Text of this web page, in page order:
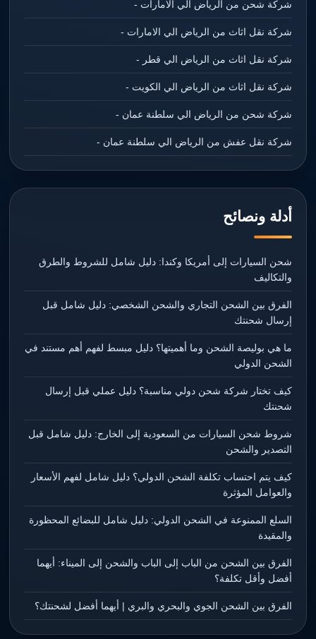
شركة شحن من الرياض الي الامارات -
شركة نقل اثاث من الرياض الي الامارات -
شركة نقل اثاث من الرياض الي قطر -
شركة نقل اثاث من الرياض الي الكويت -
شركة شحن من الرياض الي سلطنة عمان -
شركة نقل عفش من الرياض الي سلطنة عمان -
أدلة ونصائح
شحن السيارات إلى أمريكا وكندا: دليل شامل للشروط والطرق
والتكاليف
الفرق بين الشحن التجاري والشحن الشخصي: دليل شامل قبل
إرسال شحنتك
ما هي بوليصة الشحن وما أهميتها؟ دليل مبسط لفهم أهم مستند في
الشحن الدولي
كيف تختار شركة شحن دولي مناسبة؟ دليل عملي قبل إرسال
شحنتك
شروط شحن السيارات من السعودية إلى الخارج: دليل شامل قبل
التصدير والشحن
كيف يتم احتساب تكلفة الشحن الدولي؟ دليل شامل لفهم الأسعار
والعوامل المؤثرة
السلع الممنوعة في الشحن الدولي: دليل شامل للبضائع المحظورة
والمقيدة
الفرق بين الشحن من الباب إلى الباب والشحن إلى الميناء: أيهما
أفضل وأقل تكلفة؟
الفرق بين الشحن الجوي والبحري والبري | أيهما أفضل لشحنتك؟